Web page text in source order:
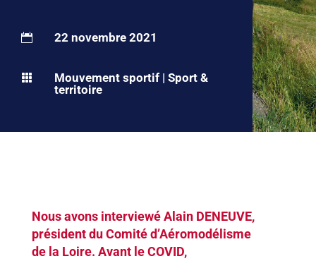
 22 novembre 2021
 Mouvement sportif |Sport &
territoire
Nous avons interviewé Alain DENEUVE,
président du Comité d’Aéromodélisme
de la Loire. Avant le COVID,